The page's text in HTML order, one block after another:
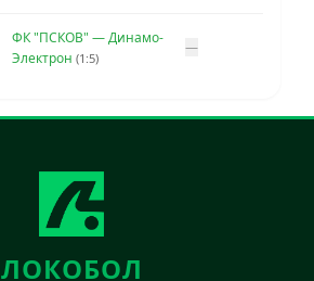
ФК "ПСКОВ" — Динамо-
Электрон (1:5)
—
ЛОКОБОЛ